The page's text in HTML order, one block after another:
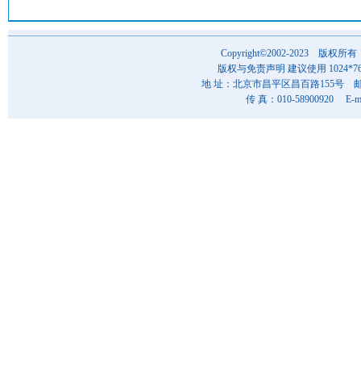
Copyright©2002-2023 版权所有
版权与免责声明 建议使用
地 址：北京市昌平区昌百路155号
传 真：010-58900920 E-